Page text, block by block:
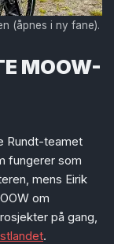
(åpnes i ny fane).
MOOW-
Rundt-teamet
fungerer som
mens Eirik
om
på gang,
.